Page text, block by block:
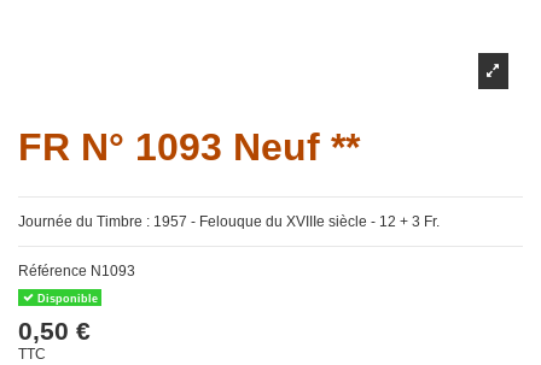
FR N° 1093 Neuf **
Journée du Timbre : 1957 - Felouque du XVIIIe siècle - 12 + 3 Fr.
Référence N1093
Disponible
0,50 €
TTC